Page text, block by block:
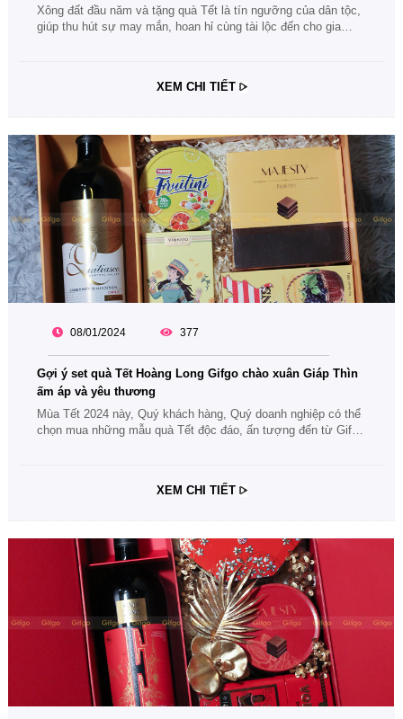
Xông đất đầu năm và tặng quà Tết là tín ngưỡng của dân tộc,
giúp thu hút sự may mắn, hoan hỉ cùng tài lộc đến cho gia
XEM CHI TIẾT
08/01/2024 377
Gợi ý set quà Tết Hoàng Long Gifgo chào xuân Giáp Thìn
ấm áp và yêu thương
Mùa Tết 2024 này, Quý khách hàng, Quý doanh nghiệp có thể
chọn mua những mẫu quà Tết độc đáo, ấn tượng đến từ Gifgo
XEM CHI TIẾT